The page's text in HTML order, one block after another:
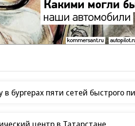
бургерах пяти сетей быстрого